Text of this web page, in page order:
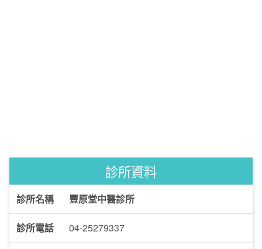
診所資料
診所名稱 豐原堂中醫診所
診所電話 04-25279337